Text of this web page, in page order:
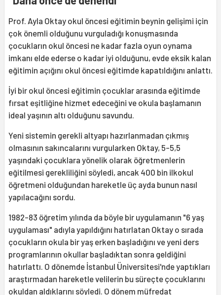
Prof. Ayla Oktay okul öncesi eğitimin beynin gelişimi için
çok önemli olduğunu vurguladığı konuşmasında
çocukların okul öncesi ne kadar fazla oyun oynama
imkanı elde ederse o kadar iyi olduğunu, evde eksik kalan
eğitimin açığını okul öncesi eğitimde kapatıldığını anlattı.
İyi bir okul öncesi eğitimin çocuklar arasında eğitimde
fırsat eşitliğine hizmet edeceğini ve okula başlamanın
ideal yaşının altı olduğunu savundu.
Yeni sistemin gerekli altyapı hazırlanmadan çıkmış
olmasının sakıncalarını vurgularken Oktay, 5-5,5
yaşındaki çocuklara yönelik olarak öğretmenlerin
eğitilmesi gerekliliğini söyledi, ancak 400 bin ilkokul
öğretmeni olduğundan hareketle üç ayda bunun nasıl
yapılacağını sordu.
1982-83 öğretim yılında da böyle bir uygulamanın "6 yaş
uygulaması" adıyla yapıldığını hatırlatan Oktay o sırada
çocukların okula bir yaş erken başladığını ve yeni ders
programlarının okullar başladıktan sonra geldiğini
hatırlattı. O dönemde İstanbul Üniversitesi'nde yaptıkları
araştırmadan hareketle velilerin bu süreçte çocuklarını
okuldan aldıklarını söyledi. O dönem müfredat